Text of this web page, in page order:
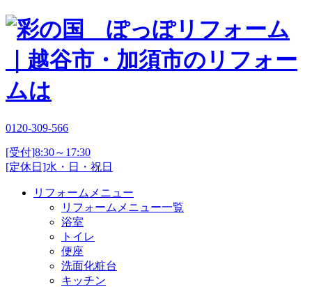
0120-309-566
[受付]8:30～17:30
[定休日]水・日・祝日
リフォームメニュー
リフォームメニュー一覧
浴室
トイレ
便座
洗面化粧台
キッチン